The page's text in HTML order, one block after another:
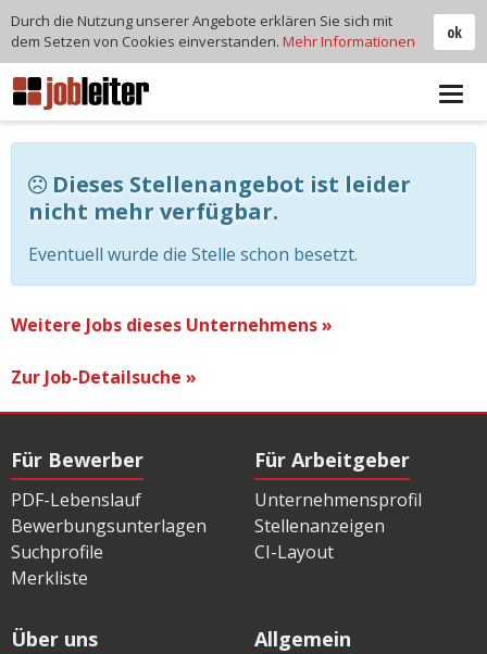
Dieses Stellenangebot ist leider
nicht mehr verfügbar.
Eventuell wurde die Stelle schon besetzt.
Weitere Jobs dieses Unternehmens »
Zur Job-Detailsuche »
Für Bewerber
PDF-Lebenslauf
Bewerbungsunterlagen
Suchprofile
Merkliste
Für Arbeitgeber
Unternehmensprofil
Stellenanzeigen
CI-Layout
Über uns Allgemein
ok
Durch die Nutzung unserer Angebote erklären Sie sich mit
dem Setzen von Cookies einverstanden. Mehr Informationen